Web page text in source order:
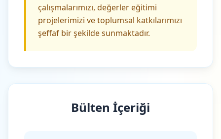
çalışmalarımızı, değerler eğitimi
projelerimizi ve toplumsal katkılarımızı
şeffaf bir şekilde sunmaktadır.
Bülten İçeriği